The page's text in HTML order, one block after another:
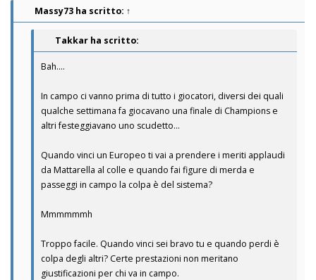
Massy73 ha scritto: ↑
Takkar ha scritto:
Bah….
In campo ci vanno prima di tutto i giocatori, diversi dei quali
qualche settimana fa giocavano una finale di Champions e
altri festeggiavano uno scudetto…
Quando vinci un Europeo ti vai a prendere i meriti applaudi
da Mattarella al colle e quando fai figure di merda e
passeggi in campo la colpa è del sistema?
Mmmmmmh
Troppo facile. Quando vinci sei bravo tu e quando perdi è
colpa degli altri? Certe prestazioni non meritano
giustificazioni per chi va in campo.